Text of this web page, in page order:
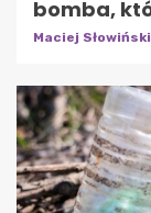
bomba,
Maciej Słowiński